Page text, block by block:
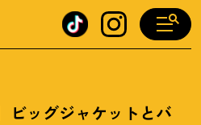
ブ
ビッグジャケットとバ